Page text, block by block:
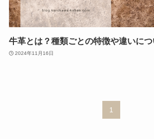
牛革とは？種類ごとの特徴や違いに
2024年11月16日
1